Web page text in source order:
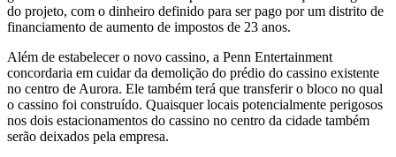
do projeto, com o dinheiro definido para ser pago por um distrito de
financiamento de aumento de impostos de 23 anos.
Além de estabelecer o novo cassino, a Penn Entertainment
concordaria em cuidar da demolição do prédio do cassino existente
no centro de Aurora. Ele também terá que transferir o bloco no qual
o cassino foi construído. Quaisquer locais potencialmente perigosos
nos dois estacionamentos do cassino no centro da cidade também
serão deixados pela empresa.